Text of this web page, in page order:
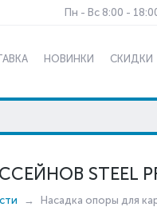
Пн - Вс 8:00 -
НОВИНКИ СКИДКИ
STEEL PRO
Насадка опоры для